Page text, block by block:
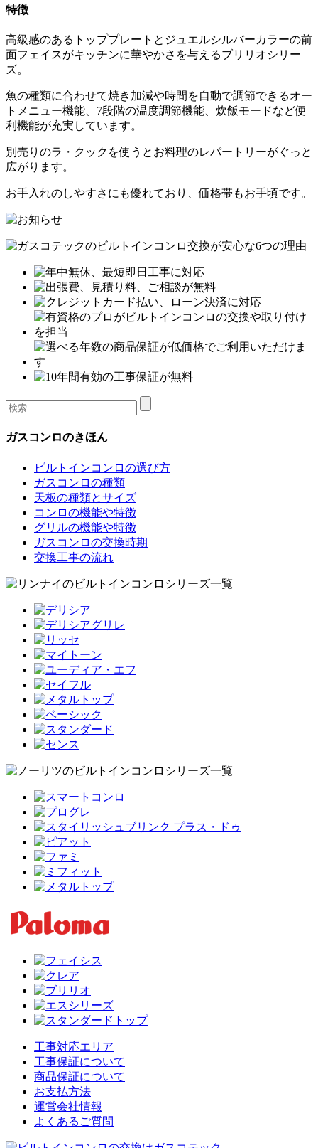
特徴
高級感のあるトッププレートとジュエルシルバーカラーの前
面フェイスがキッチンに華やかさを与えるブリリオシリー
ズ。
魚の種類に合わせて焼き加減や時間を自動で調節できるオー
トメニュー機能、7段階の温度調節機能、炊飯モードなど便
利機能が充実しています。
別売りのラ・クックを使うとお料理のレパートリーがぐっと
広がります。
お手入れのしやすさにも優れており、価格帯もお手頃です。
ガスコンロのきほん
ビルトインコンロの選び方
ガスコンロの種類
天板の種類とサイズ
コンロの機能や特徴
グリルの機能や特徴
ガスコンロの交換時期
交換工事の流れ
工事対応エリア
工事保証について
商品保証について
お支払方法
運営会社情報
よくあるご質問